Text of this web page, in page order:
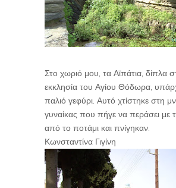
Στο χωριό μου, τα Αϊπάτια, δίπλα
εκκλησία του Αγίου Θόδωρα,
παλιό γεφύρι. Αυτό χτίστηκε στη
γυναίκας που πήγε να περάσει με
από το ποτάμι και πνίγηκαν.
Κωνσταντίνα Γιγίνη